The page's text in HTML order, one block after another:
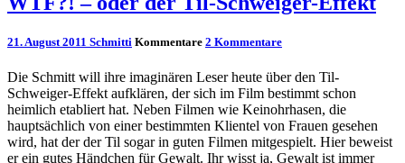
21. August 2011 Schmitti Kommentare 2 Kommentare
Die Schmitt will ihre imaginären Leser heute über den Til-
Schweiger-Effekt aufklären, der sich im Film bestimmt schon
heimlich etabliert hat. Neben Filmen wie Keinohrhasen, die
hauptsächlich von einer bestimmten Klientel von Frauen gesehen
wird, hat der der Til sogar in guten Filmen mitgespielt. Hier beweist
er ein gutes Händchen für Gewalt. Ihr wisst ja, Gewalt ist immer